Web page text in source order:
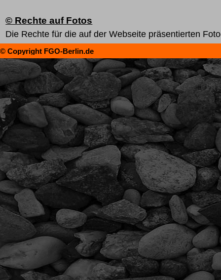
© Rechte auf Fotos
Die Rechte für die auf der Webseite präsentierten
© Copyright FGO-Berlin.de
Zurück zum Seiteninhalt